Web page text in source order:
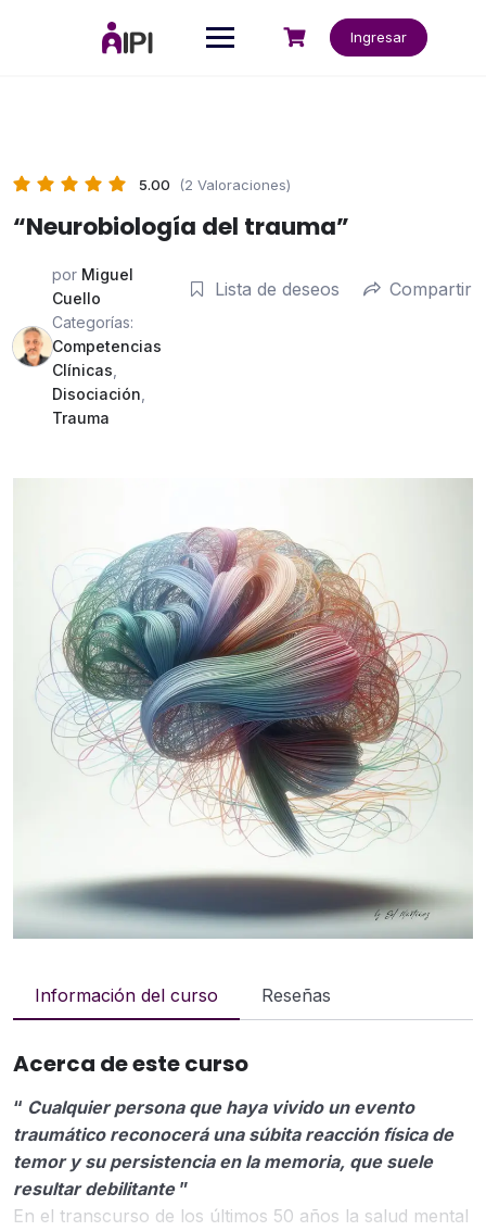
Ingresar
5.00 (2 Valoraciones)
“Neurobiología del trauma”
por Miguel
Cuello
Categorías:
Competencias
Clínicas
Disociación
Trauma
Lista de deseos Compartir
Información del curso Reseñas
Acerca de este curso
“ Cualquier persona que haya vivido un evento
traumático reconocerá una súbita reacción física de
temor y su persistencia en la memoria, que suele
resultar debilitante”
En el transcurso de los últimos 50 años la salud mental